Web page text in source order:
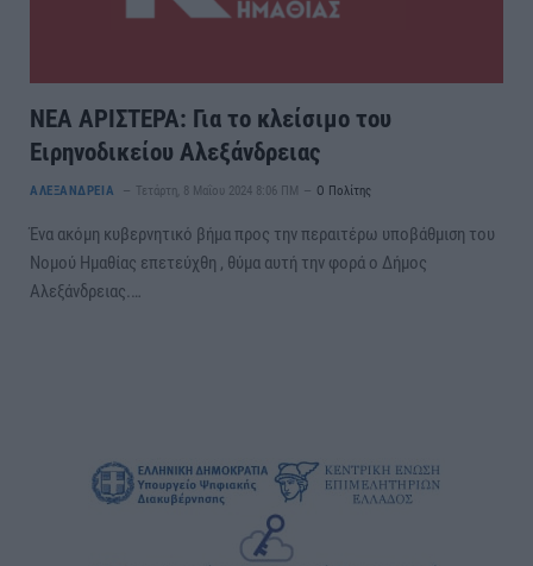
ΝΕΑ ΑΡΙΣΤΕΡΑ: Για το κλείσιμο του
Ειρηνοδικείου Αλεξάνδρειας
ΑΛΕΞΑΝΔΡΕΙΑ Τετάρτη, 8 Μαΐου 2024 8:06 ΠΜ Ο Πολίτης
Ένα ακόμη κυβερνητικό βήμα προς την περαιτέρω υποβάθμιση του
Νομού Ημαθίας επετεύχθη , θύμα αυτή την φορά ο Δήμος
Αλεξάνδρειας.…